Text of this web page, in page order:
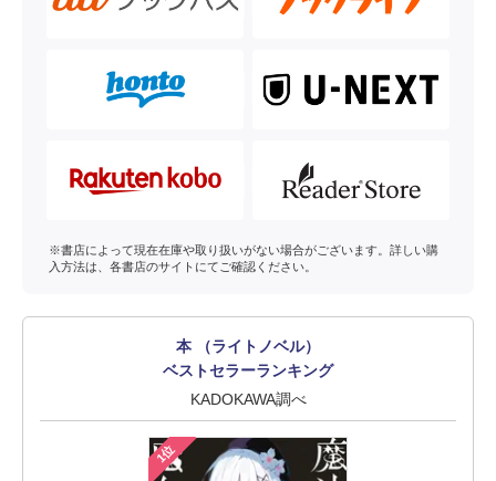
※書店によって現在在庫や取り扱いがない場合がございます。詳しい購
入方法は、各書店のサイトにてご確認ください。
本 （ライトノベル）
ベストセラーランキング
KADOKAWA調べ
1位